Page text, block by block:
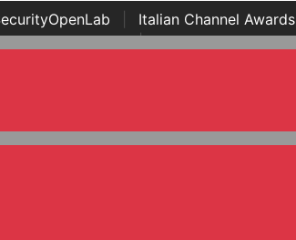
Italian Channel Awards
Awards | ...